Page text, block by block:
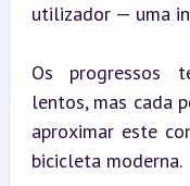
utilizador — uma
Os progressos
lentos, mas cada
aproximar este
bicicleta moderna.